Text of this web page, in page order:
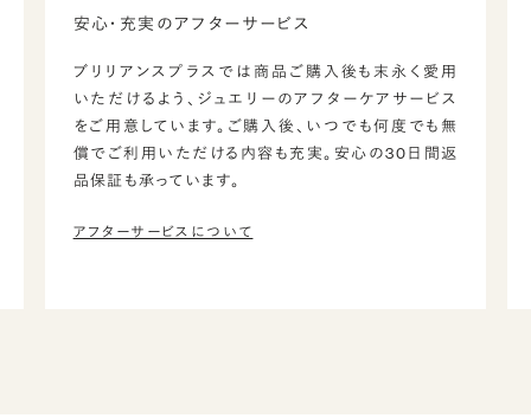
安心・充実のアフターサービス
ブリリアンスプラスでは商品ご購入後も末永く愛用
いただけるよう、ジュエリーのアフターケアサービス
をご用意しています。ご購入後、いつでも何度でも無
償でご利用いただける内容も充実。安心の30日間返
品保証も承っています。
アフターサービスについて